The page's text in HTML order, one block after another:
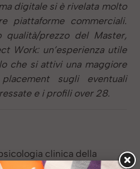
digitale si è rivelata molto
piattaforme commerciali.
prezzo del Master,
Work: un’esperienza utile
che si attivi una maggiore
sugli eventuali
e i profili over 28.
clinica della